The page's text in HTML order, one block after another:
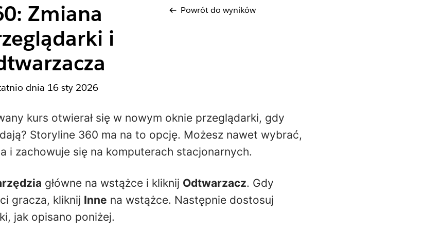
Zmiana
i
Powrót do wyników
dnia 16 sty 2026
kurs otwierał się w nowym oknie przeglądarki, gdy
Storyline 360 ma na to opcję. Możesz nawet wybrać,
i zachowuje się na komputerach stacjonarnych.
główne na wstążce i kliknij Odtwarzacz. Gdy
gracza, kliknij Inne na wstążce. Następnie dostosuj
jak opisano poniżej.